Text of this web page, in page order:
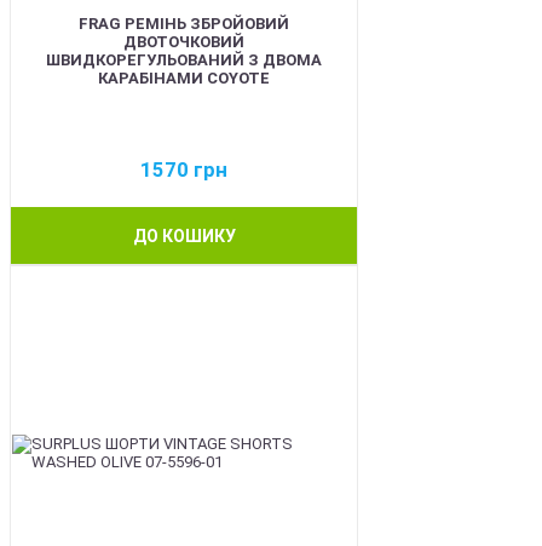
FRAG РЕМІНЬ ЗБРОЙОВИЙ
ДВОТОЧКОВИЙ
ШВИДКОРЕГУЛЬОВАНИЙ З ДВОМА
КАРАБІНАМИ COYOTE
1570 грн
ДО КОШИКУ